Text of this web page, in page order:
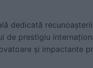
dedicată
prestigiu
și impactante